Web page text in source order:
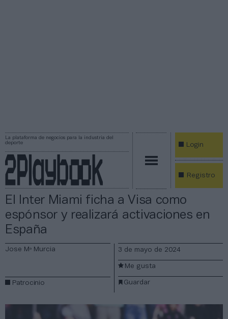
La plataforma de negocios para la industria del
deporte
Login
Registro
El Inter Miami ficha a Visa como
espónsor y realizará activaciones en
España
Jose Mª Murcia
Patrocinio
3 de mayo de 2024
Guardar
Me gusta